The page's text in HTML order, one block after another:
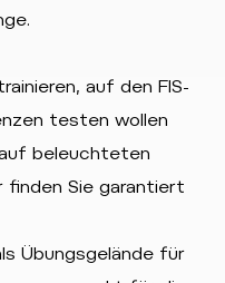
auf den FIS-
testen wollen
beleuchteten
finden Sie garantiert
Übungsgelände für